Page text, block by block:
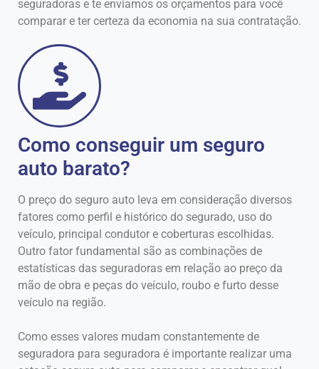
seguradoras e te enviamos os orçamentos para você
comparar e ter certeza da economia na sua contratação.
Como conseguir um seguro
auto barato?
O preço do seguro auto leva em consideração diversos
fatores como perfil e histórico do segurado, uso do
veículo, principal condutor e coberturas escolhidas.
Outro fator fundamental são as combinações de
estatísticas das seguradoras em relação ao preço da
mão de obra e peças do veículo, roubo e furto desse
veículo na região.
Como esses valores mudam constantemente de
seguradora para seguradora é importante realizar uma